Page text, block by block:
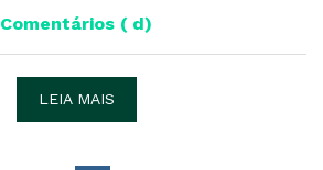
Comentários ( d)
LEIA MAIS